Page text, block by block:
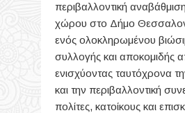
περιβαλλοντική
χώρου στο Δήμο
ενός ολοκληρωμένου
συλλογής και αποκομιδής
ενισχύοντας ταυτόχρονα
και την περιβαλλοντική
πολίτες, κατοίκους και